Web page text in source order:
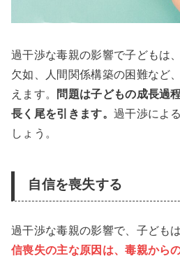
過干渉な毒親の影響で子どもは
欠如、人間関係構築の困難など
えます。
問題は子どもの成長過
長く尾を引きます。 過干渉によ
しょう。
自信を喪失する
過干渉な毒親の影響で、子ども
信喪失の主な原因は、毒親から